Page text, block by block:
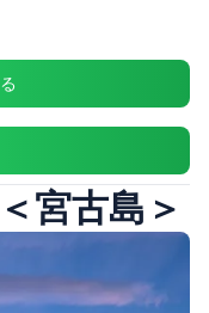
宮古島＞